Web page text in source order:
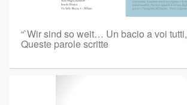
“`Wir sind so weit… Un bacio a voi
Queste parole scritte